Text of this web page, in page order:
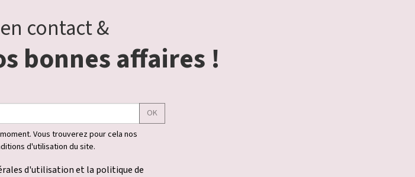
contact &
bonnes affaires !
OK
Vous trouverez pour cela nos
d'utilisation du site.
d'utilisation et la politique de